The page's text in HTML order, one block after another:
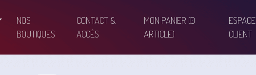
NOS
BOUTIQUES
CONTACT &
ACCÈS
MON PANIER (0
ARTICLE)
ESPACE
CLIENT